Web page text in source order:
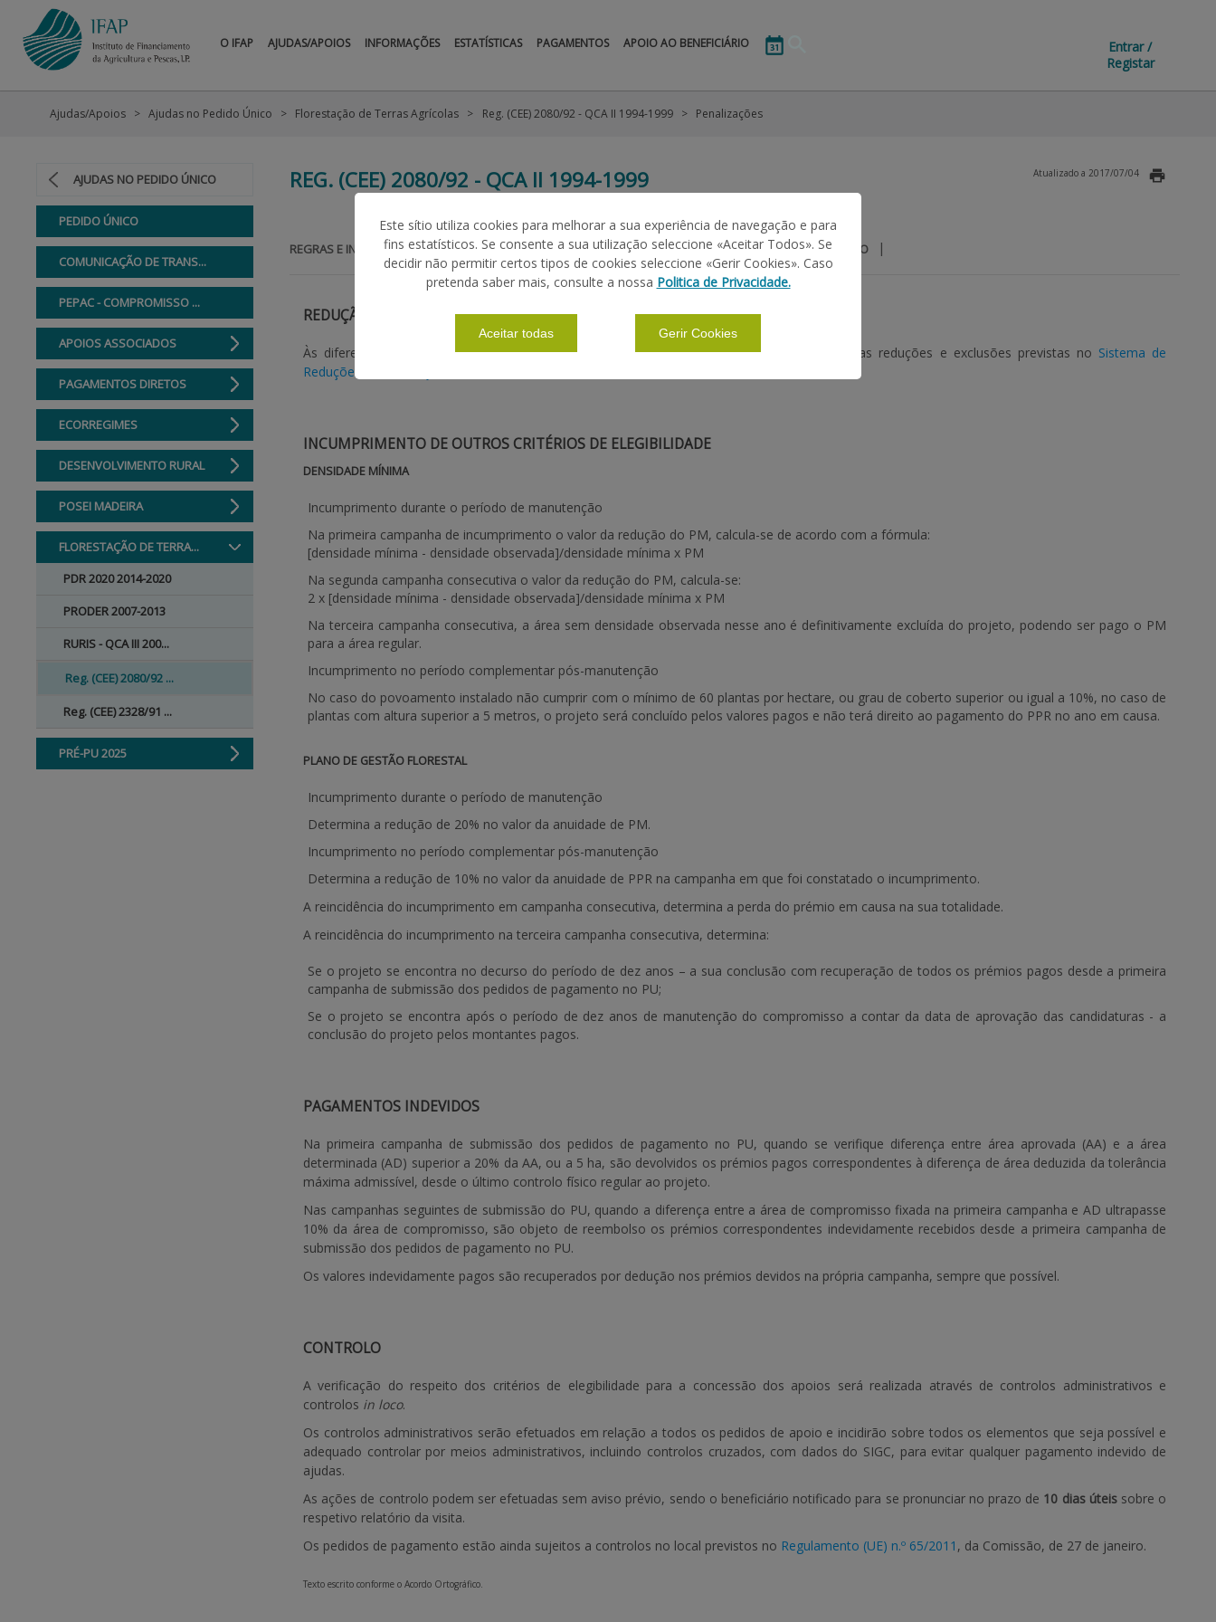
O IFAP AJUDAS/APOIOS INFORMAÇÕES ESTATÍSTICAS PAGAMENTOS APOIO AO BENEFICIÁRIO
Entrar /
Registar
AJUDAS NO PEDIDO ÚNICO
PEDIDO ÚNICO
COMUNICAÇÃO DE TRANS...
PEPAC - COMPROMISSO ...
APOIOS ASSOCIADOS
PAGAMENTOS DIRETOS
ECORREGIMES
DESENVOLVIMENTO RURAL
POSEI MADEIRA
FLORESTAÇÃO DE TERRA...
PDR 2020 2014-2020
PRODER 2007-2013
RURIS - QCA III 200...
Reg. (CEE) 2080/92 ...
Reg. (CEE) 2328/91 ...
PRÉ-PU 2025
Ajudas/Apoios Ajudas no Pedido Único Florestação de Terras Agrícolas Reg. (CEE) 2080/92 - QCA II 1994-1999 Penalizações
REG. (CEE) 2080/92 - QCA II 1994-1999
REGRAS E INFORMAÇÕES BÁSICAS | DEFINIÇÕES | PENALIZAÇÕES | CANDIDATURA | LEGISLAÇÃO |
Atualizado a 2017/07/04
REDUÇÃO E EXCLUSÃO DOS APOIOS
Às diferenças detetadas entre a área declarada no PU e a área determinada aplicam-se as reduções e exclusões previstas no Sistema de
Reduções e Penalizações
INCUMPRIMENTO DE OUTROS CRITÉRIOS DE ELEGIBILIDADE
DENSIDADE MÍNIMA
Incumprimento durante o período de manutenção
Na primeira campanha de incumprimento o valor da redução do PM, calcula-se de acordo com a fórmula:
[densidade mínima - densidade observada]/densidade mínima x PM
Na segunda campanha consecutiva o valor da redução do PM, calcula-se:
2 x [densidade mínima - densidade observada]/densidade mínima x PM
Na terceira campanha consecutiva, a área sem densidade observada nesse ano é definitivamente excluída do projeto, podendo ser pago o PM
para a área regular.
Incumprimento no período complementar pós-manutenção
No caso do povoamento instalado não cumprir com o mínimo de 60 plantas por hectare, ou grau de coberto superior ou igual a 10%, no caso de
plantas com altura superior a 5 metros, o projeto será concluído pelos valores pagos e não terá direito ao pagamento do PPR no ano em causa.
PLANO DE GESTÃO FLORESTAL
Incumprimento durante o período de manutenção
Determina a redução de 20% no valor da anuidade de PM.
Incumprimento no período complementar pós-manutenção
Determina a redução de 10% no valor da anuidade de PPR na campanha em que foi constatado o incumprimento.
A reincidência do incumprimento em campanha consecutiva, determina a perda do prémio em causa na sua totalidade.
A reincidência do incumprimento na terceira campanha consecutiva, determina:
Se o projeto se encontra no decurso do período de dez anos – a sua conclusão com recuperação de todos os prémios pagos desde a primeira
campanha de submissão dos pedidos de pagamento no PU;
Se o projeto se encontra após o período de dez anos de manutenção do compromisso a contar da data de aprovação das candidaturas - a
conclusão do projeto pelos montantes pagos.
PAGAMENTOS INDEVIDOS
Na primeira campanha de submissão dos pedidos de pagamento no PU, quando se verifique diferença entre área aprovada (AA) e a área
determinada (AD) superior a 20% da AA, ou a 5 ha, são devolvidos os prémios pagos correspondentes à diferença de área deduzida da tolerância
máxima admissível, desde o último controlo físico regular ao projeto.
Nas campanhas seguintes de submissão do PU, quando a diferença entre a área de compromisso fixada na primeira campanha e AD ultrapasse
10% da área de compromisso, são objeto de reembolso os prémios correspondentes indevidamente recebidos desde a primeira campanha de
submissão dos pedidos de pagamento no PU.
Os valores indevidamente pagos são recuperados por dedução nos prémios devidos na própria campanha, sempre que possível.
CONTROLO
A verificação do respeito dos critérios de elegibilidade para a concessão dos apoios será realizada através de controlos administrativos e
controlos in loco.
Os controlos administrativos serão efetuados em relação a todos os pedidos de apoio e incidirão sobre todos os elementos que seja possível e
adequado controlar por meios administrativos, incluindo controlos cruzados, com dados do SIGC, para evitar qualquer pagamento indevido de
ajudas.
As ações de controlo podem ser efetuadas sem aviso prévio, sendo o beneficiário notificado para se pronunciar no prazo de 10 dias úteissobre o
respetivo relatório da visita.
Os pedidos de pagamento estão ainda sujeitos a controlos no local previstos no Regulamento (UE) n.º 65/2011 , da Comissão, de 27 de janeiro.
Texto escrito conforme o Acordo Ortográfico.
Este sítio utiliza cookies para melhorar a sua experiência de navegação e para
fins estatísticos. Se consente a sua utilização seleccione «Aceitar Todos». Se
decidir não permitir certos tipos de cookies seleccione «Gerir Cookies». Caso
pretenda saber mais, consulte a nossa Politica de Privacidade.
Aceitar todas Gerir Cookies